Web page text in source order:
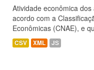
Atividade econômica
acordo com a
Econômicas (CNAE), e
CSV XML JS